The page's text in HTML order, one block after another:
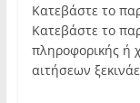
Κατεβάστε το
Κατεβάστε το
πληροφορικής ή
αιτήσεων